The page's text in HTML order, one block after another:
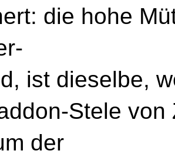
die hohe
ist dieselbe,
Stele
der